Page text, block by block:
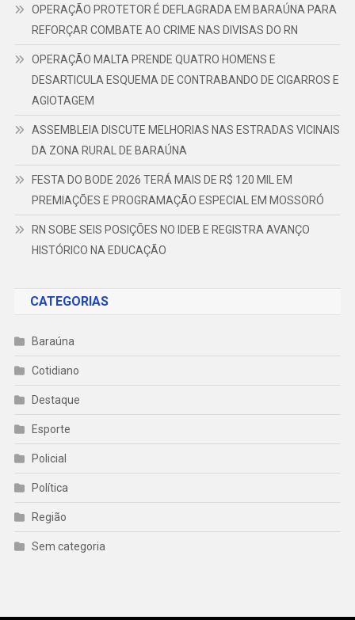
OPERAÇÃO PROTETOR É DEFLAGRADA EM BARAÚNA PARA
REFORÇAR COMBATE AO CRIME NAS DIVISAS DO RN
OPERAÇÃO MALTA PRENDE QUATRO HOMENS E
DESARTICULA ESQUEMA DE CONTRABANDO DE CIGARROS E
AGIOTAGEM
ASSEMBLEIA DISCUTE MELHORIAS NAS ESTRADAS VICINAIS
DA ZONA RURAL DE BARAÚNA
FESTA DO BODE 2026 TERÁ MAIS DE R$ 120 MIL EM
PREMIAÇÕES E PROGRAMAÇÃO ESPECIAL EM MOSSORÓ
RN SOBE SEIS POSIÇÕES NO IDEB E REGISTRA AVANÇO
HISTÓRICO NA EDUCAÇÃO
CATEGORIAS
Baraúna
Cotidiano
Destaque
Esporte
Policial
Política
Região
Sem categoria